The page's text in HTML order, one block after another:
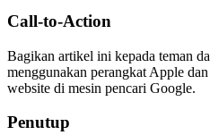
Call-to-Action
Bagikan artikel ini kepada teman
menggunakan perangkat Apple
website di mesin pencari Google.
Penutup